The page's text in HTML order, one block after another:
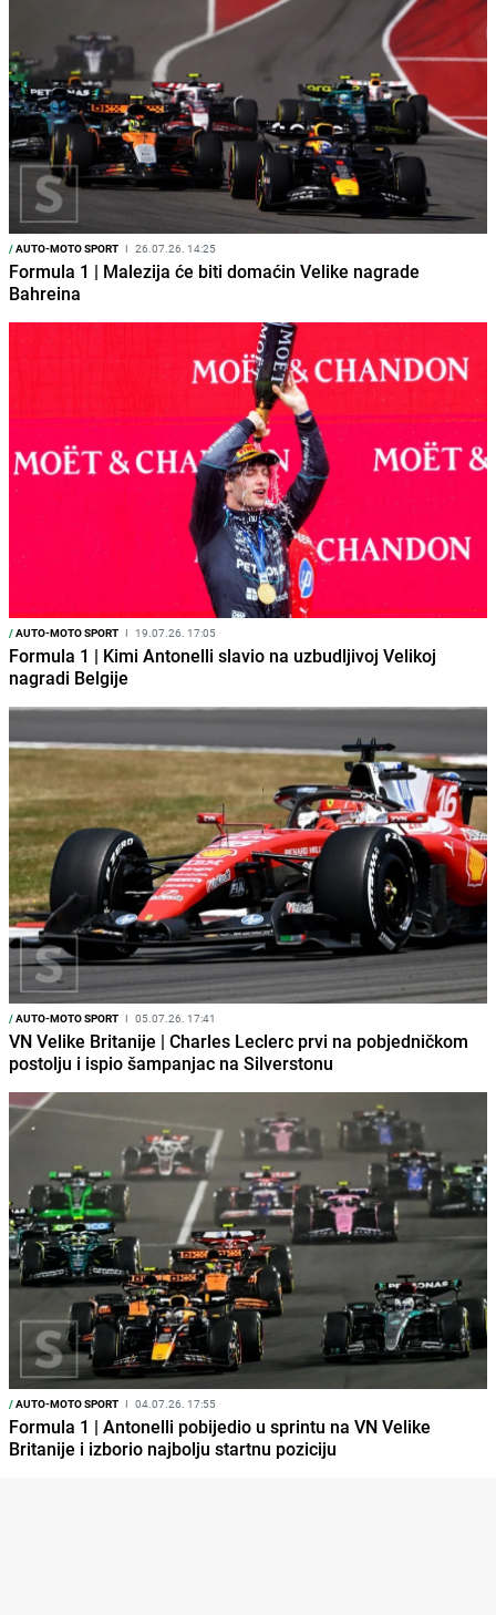
/AUTO-MOTO SPORT I 26.07.26. 14:25
Formula 1 | Malezija će biti domaćin Velike nagrade
Bahreina
/AUTO-MOTO SPORT I 19.07.26. 17:05
Formula 1 | Kimi Antonelli slavio na uzbudljivoj Velikoj
nagradi Belgije
/AUTO-MOTO SPORT I 05.07.26. 17:41
VN Velike Britanije | Charles Leclerc prvi na pobjedničkom
postolju i ispio šampanjac na Silverstonu
/AUTO-MOTO SPORT I 04.07.26. 17:55
Formula 1 | Antonelli pobijedio u sprintu na VN Velike
Britanije i izborio najbolju startnu poziciju